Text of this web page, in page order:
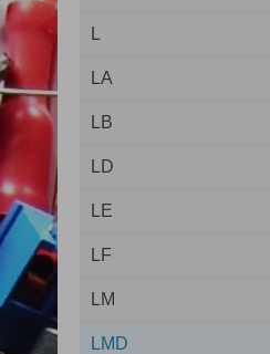
L
LA
LB
LD
LE
LF
LM
LMD